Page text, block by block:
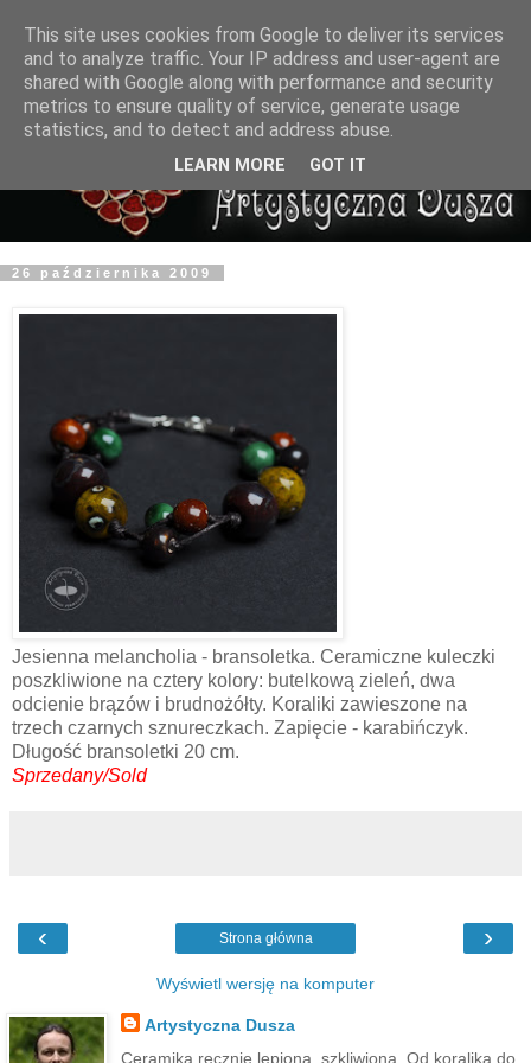
26 października 2009
Jesienna melancholia - bransoletka. Ceramiczne kuleczki
poszkliwione na cztery kolory: butelkową zieleń, dwa
odcienie brązów i brudnożółty. Koraliki zawieszone na
trzech czarnych sznureczkach. Zapięcie - karabińczyk.
Długość bransoletki 20 cm.
Sprzedany/Sold
‹ ›
Strona główna
Wyświetl wersję na komputer
Artystyczna Dusza
Ceramika ręcznie lepiona, szkliwiona. Od koralika do
This site uses cookies from Google to deliver its services
and to analyze traffic. Your IP address and user-agent are
shared with Google along with performance and security
metrics to ensure quality of service, generate usage
statistics, and to detect and address abuse.
LEARN MORE GOT IT